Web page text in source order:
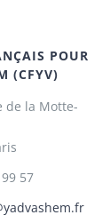
POUR
(CFYV)
de la Motte-
57